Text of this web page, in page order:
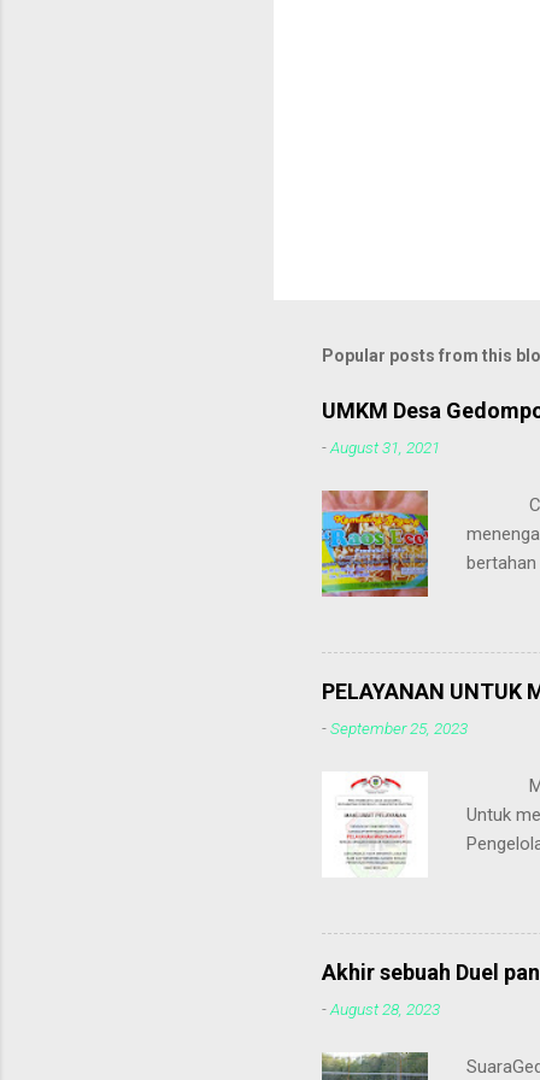
Popular posts from this
UMKM Desa
-August 31, 2021
camilan
Dusun
sulit
PELAYANAN UNTUK
-September 25, 2023
Untuk
PPIDD
Akhir sebuah Duel
-August 28, 2023